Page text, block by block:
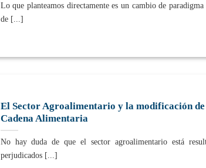
Lo que planteamos directamente es un cambio de
de [...]
El Sector Agroalimentario y la modificación
Cadena Alimentaria
No hay duda de que el sector agroalimentario está
perjudicados [...]